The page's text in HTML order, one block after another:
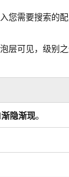
您需要搜索的
层可见，级别之
渐隐渐现。